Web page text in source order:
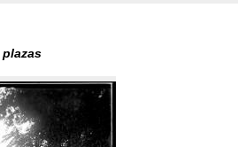
plazas